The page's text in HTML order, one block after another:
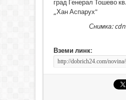
град Генерал Тошево
„Хан Аспарух"
Снимка:
Вземи линк: